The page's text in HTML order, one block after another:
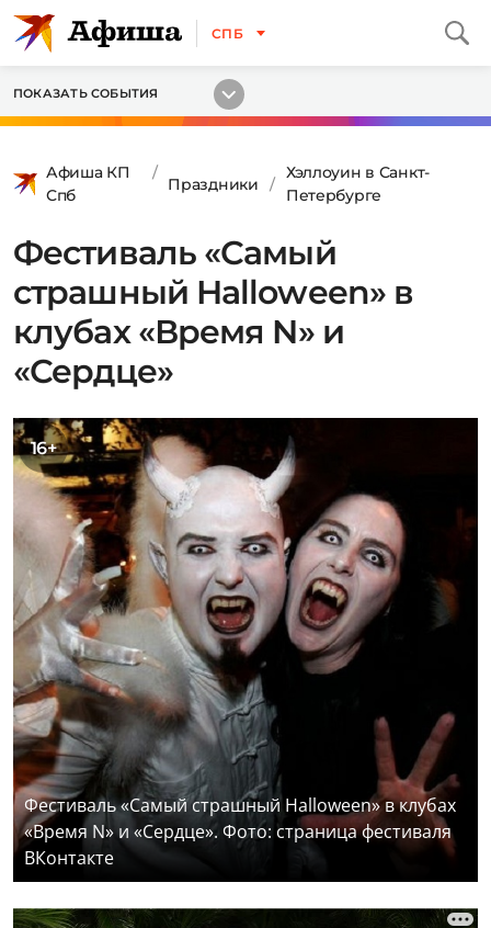
СПБ
ПОКАЗАТЬ СОБЫТИЯ
Афиша КП
Спб
Праздники
Хэллоуин в Санкт-
Петербурге
Фестиваль «Самый
страшный Halloween» в
клубах «Время N» и
«Сердце»
16+
Фестиваль «Самый страшный Halloween» в клубах
«Время N» и «Сердце». Фото: страница фестиваля
ВКонтакте